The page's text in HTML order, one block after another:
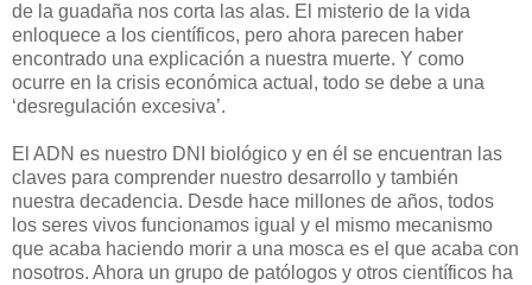
de la guadaña nos corta las alas. El misterio de la vida
enloquece a los científicos, pero ahora parecen haber
encontrado una explicación a nuestra muerte. Y como
ocurre en la crisis económica actual, todo se debe a una
‘desregulación excesiva’.
El ADN es nuestro DNI biológico y en él se encuentran las
claves para comprender nuestro desarrollo y también
nuestra decadencia. Desde hace millones de años, todos
los seres vivos funcionamos igual y el mismo mecanismo
que acaba haciendo morir a una mosca es el que acaba con
nosotros. Ahora un grupo de patólogos y otros científicos ha